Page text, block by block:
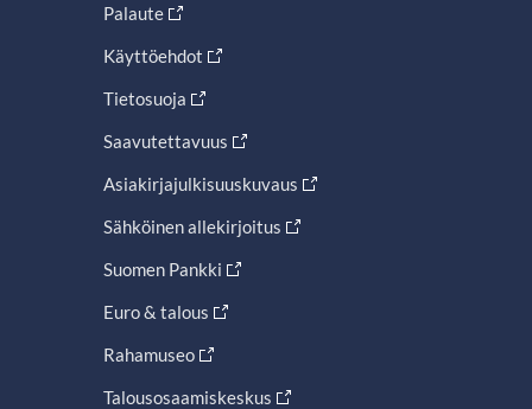
Palaute
Käyttöehdot
Tietosuoja
Saavutettavuus
Asiakirjajulkisuuskuvaus
Sähköinen allekirjoitus
Suomen Pankki
Euro & talous
Rahamuseo
Talousosaamiskeskus